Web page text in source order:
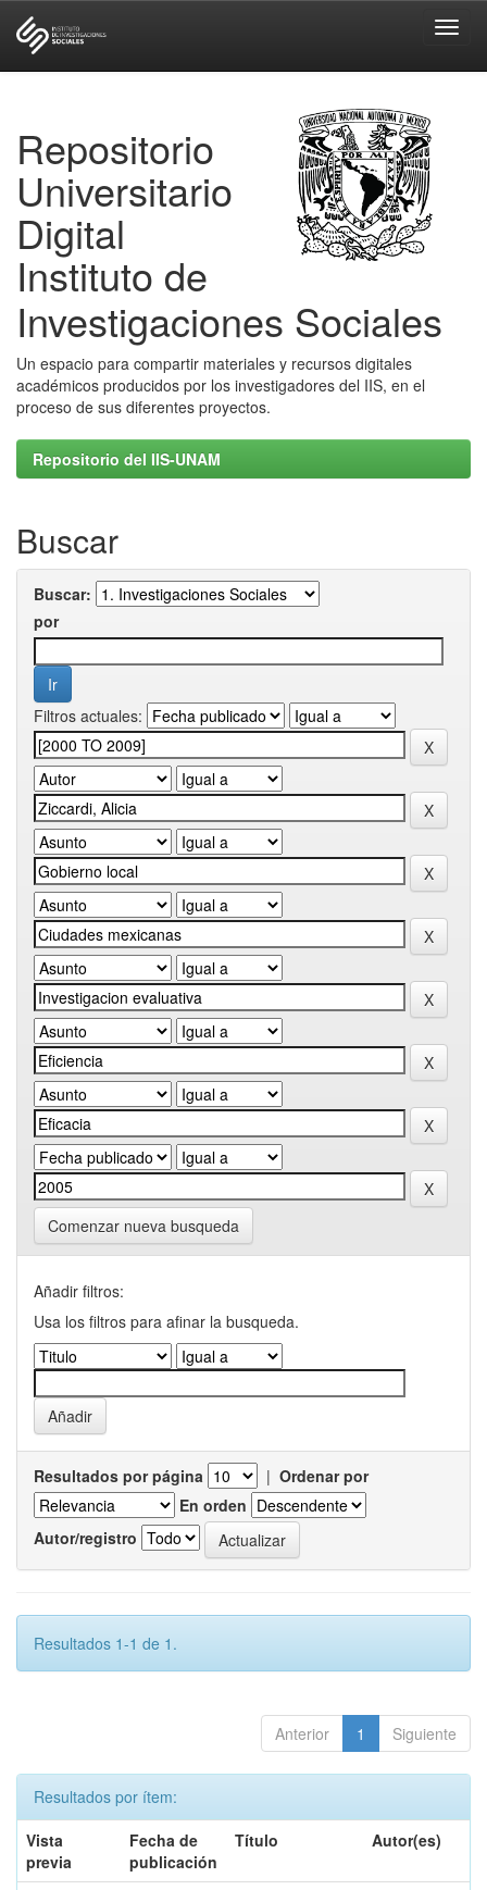
Repositorio
Universitario
Digital
Instituto de
Investigaciones Sociales
Un espacio para compartir materiales y recursos digitales
académicos producidos por los investigadores del IIS, en el
proceso de sus diferentes proyectos.
Repositorio del IIS-UNAM
Buscar
Buscar:
por
Filtros actuales:
Comenzar nueva busqueda
Añadir filtros:
Usa los filtros para afinar la busqueda.
Resultados por página | Ordenar por
En orden
Autor/registro
Resultados 1-1 de 1.
Anterior 1 Siguiente
Resultados por ítem:
Vista
previa
Fecha de
publicación
Título Autor(es)